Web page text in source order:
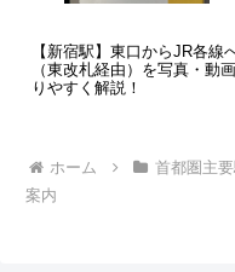
【新宿駅】東口からJR各線
（東改札経由）を写真・動
りやすく解説！
ホーム 首都圏主
案内